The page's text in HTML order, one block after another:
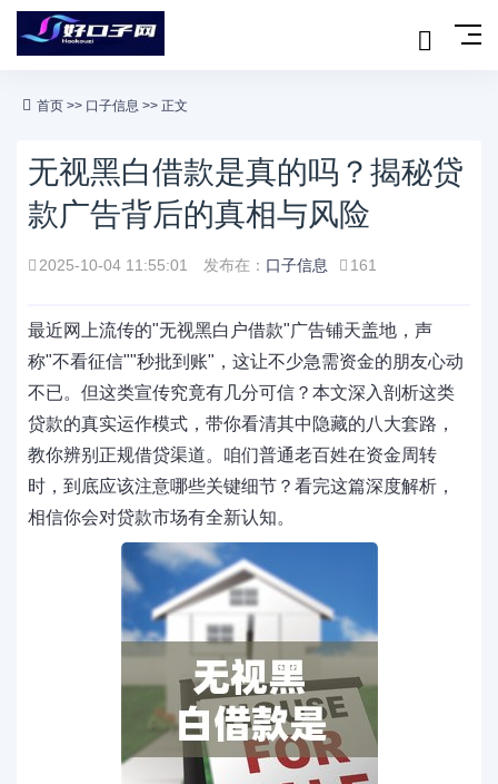
首页 >> 口子信息 >> 正文
无视黑白借款是真的吗？揭秘贷
款广告背后的真相与风险
2025-10-04 11:55:01 发布在： 口子信息 161
最近网上流传的"无视黑白户借款"广告铺天盖地，声
称"不看征信""秒批到账"，这让不少急需资金的朋友心动
不已。但这类宣传究竟有几分可信？本文深入剖析这类
贷款的真实运作模式，带你看清其中隐藏的八大套路，
教你辨别正规借贷渠道。咱们普通老百姓在资金周转
时，到底应该注意哪些关键细节？看完这篇深度解析，
相信你会对贷款市场有全新认知。